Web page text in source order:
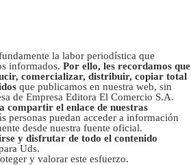
la labor periodística que
informados. Por ello, les recordamos que
comercializar, distribuir, copiar total
que publicamos en nuestra web, sin
de Empresa Editora El Comercio S.A.
compartir el enlace de nuestras
personas puedan acceder a información
desde nuestra fuente oficial.
y disfrutar de todo el contenido
Uds.
y valorar este esfuerzo.